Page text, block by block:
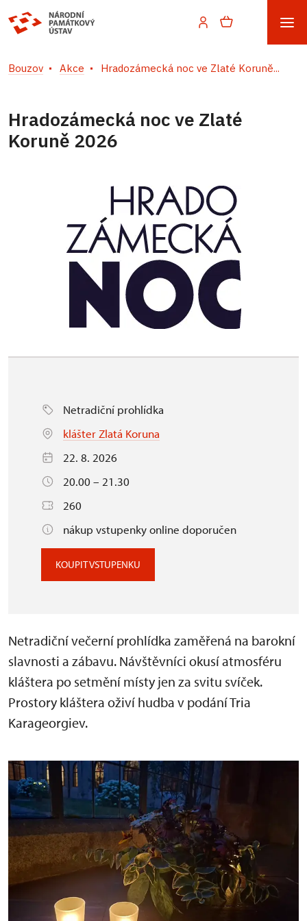
Bouzov Akce Hradozámecká noc ve Zlaté Koruně...
Hradozámecká noc ve Zlaté
Koruně 2026
Netradiční prohlídka
klášter Zlatá Koruna
22. 8. 2026
20.00 – 21.30
260
nákup vstupenky online doporučen
KOUPIT VSTUPENKU
Netradiční večerní prohlídka zaměřená na barokní
slavnosti a zábavu. Návštěvníci okusí atmosféru
kláštera po setmění místy jen za svitu svíček.
Prostory kláštera oživí hudba v podání Tria
Karageorgiev.